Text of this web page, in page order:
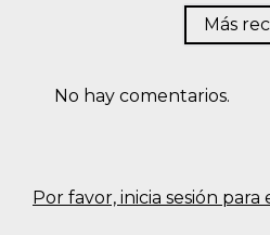
Por favor, inicia sesión
Más
No hay comentarios.